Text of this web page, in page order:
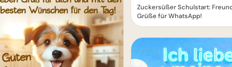
Zuckersüßer Schulstart:
Grüße für WhatsApp!